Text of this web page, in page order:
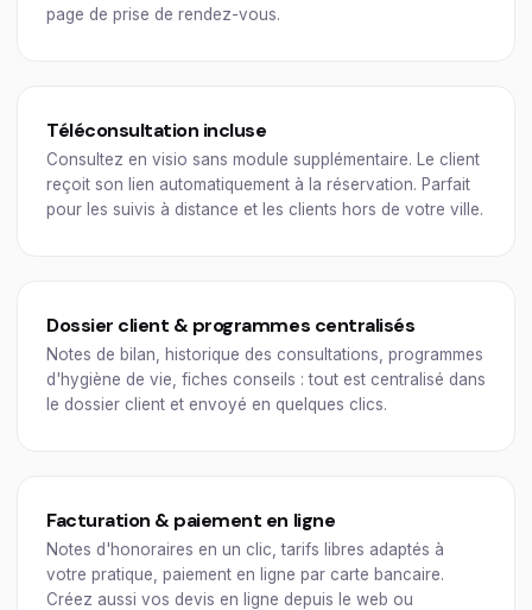
page de prise de rendez-vous.
Téléconsultation incluse
Consultez en visio sans module supplémentaire. Le client
reçoit son lien automatiquement à la réservation. Parfait
pour les suivis à distance et les clients hors de votre ville.
Dossier client & programmes centralisés
Notes de bilan, historique des consultations, programmes
d'hygiène de vie, fiches conseils : tout est centralisé dans
le dossier client et envoyé en quelques clics.
Facturation & paiement en ligne
Notes d'honoraires en un clic, tarifs libres adaptés à
votre pratique, paiement en ligne par carte bancaire.
Créez aussi vos devis en ligne depuis le web ou